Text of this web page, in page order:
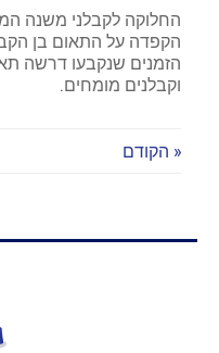
החלוקה לקבלני משנה
הקפדה על התאום בן
הזמנים שנקבעו דרשה
וקבלנים מומחים.
« הקודם